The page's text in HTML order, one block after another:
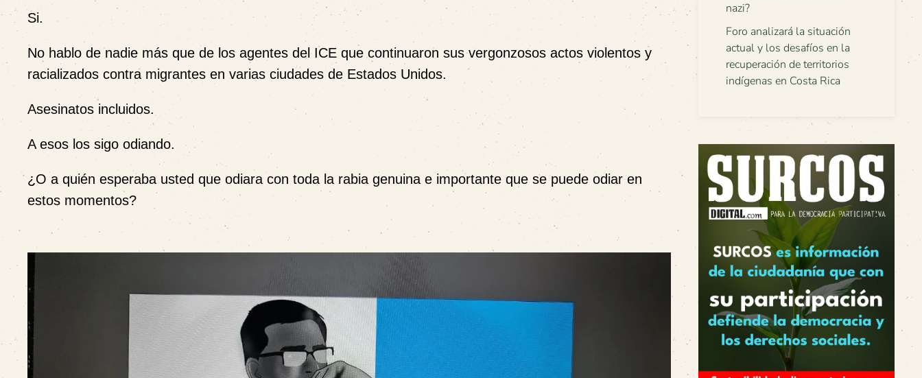
Si.
No hablo de nadie más que de los agentes del ICE que continuaron sus vergonzosos actos violentos y
racializados contra migrantes en varias ciudades de Estados Unidos.
Asesinatos incluidos.
A esos los sigo odiando.
¿O a quién esperaba usted que odiara con toda la rabia genuina e importante que se puede odiar en
estos momentos?
nazi?
Foro analizará la situación
actual y los desafíos en la
recuperación de territorios
indígenas en Costa Rica